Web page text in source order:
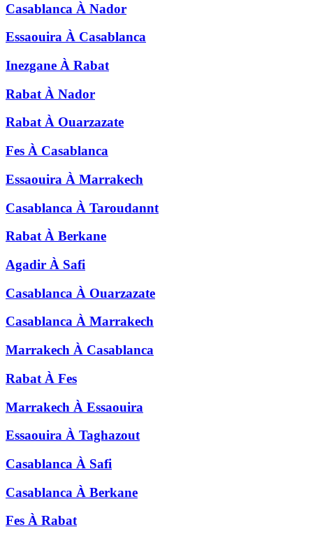
Casablanca À Nador
Essaouira À Casablanca
Inezgane À Rabat
Rabat À Nador
Rabat À Ouarzazate
Fes À Casablanca
Essaouira À Marrakech
Casablanca À Taroudannt
Rabat À Berkane
Agadir À Safi
Casablanca À Ouarzazate
Casablanca À Marrakech
Marrakech À Casablanca
Rabat À Fes
Marrakech À Essaouira
Essaouira À Taghazout
Casablanca À Safi
Casablanca À Berkane
Fes À Rabat